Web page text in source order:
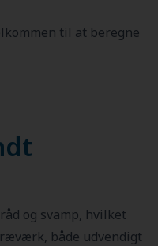
til at beregne
og svamp, hvilket
både udvendigt